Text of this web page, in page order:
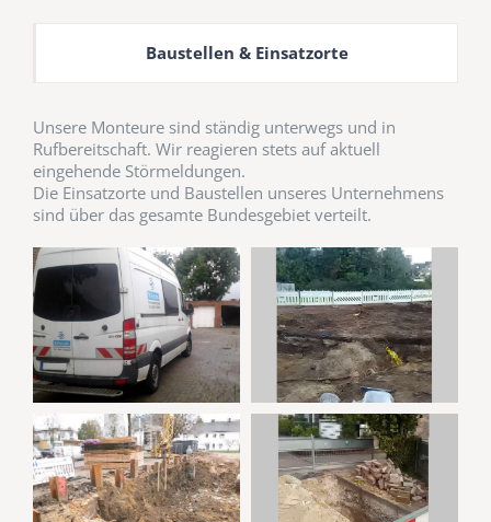
Baustellen & Einsatzorte
Unsere Monteure sind ständig unterwegs und in
Rufbereitschaft. Wir reagieren stets auf aktuell
eingehende Störmeldungen.
Die Einsatzorte und Baustellen unseres Unternehmens
sind über das gesamte Bundesgebiet verteilt.